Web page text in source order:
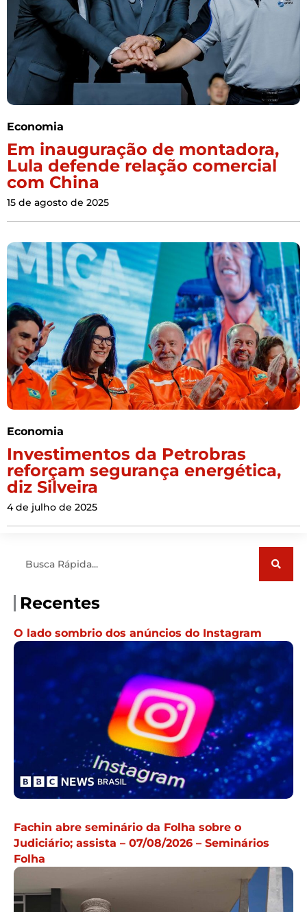
Economia
Em inauguração de montadora,
Lula defende relação comercial
com China
15 de agosto de 2025
Economia
Investimentos da Petrobras
reforçam segurança energética,
diz Silveira
4 de julho de 2025
Recentes
O lado sombrio dos anúncios do Instagram
Fachin abre seminário da Folha sobre o
Judiciário; assista – 07/08/2026 – Seminários
Folha